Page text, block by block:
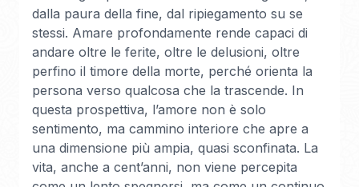
dalla paura della fine, dal ripiegamento su se
stessi. Amare profondamente rende capaci di
andare oltre le ferite, oltre le delusioni, oltre
perfino il timore della morte, perché orienta la
persona verso qualcosa che la trascende. In
questa prospettiva, l’amore non è solo
sentimento, ma cammino interiore che apre a
una dimensione più ampia, quasi sconfinata. La
vita, anche a cent’anni, non viene percepita